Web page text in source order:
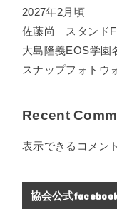
2027年2月頃
佐藤尚 スタンド
大島隆義EOS学園
スナップフォトウ
Recent
表示できるコメン
協会公式